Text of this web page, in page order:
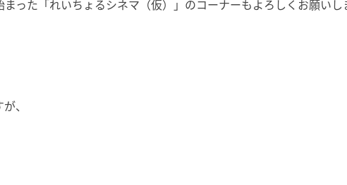
った「れいちょるシネマ（仮）」のコーナーもよろしくお願い
、